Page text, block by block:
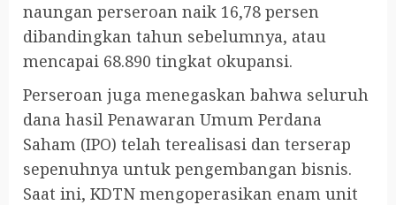
naungan perseroan naik 16,78 persen
dibandingkan tahun sebelumnya, atau
mencapai 68.890 tingkat okupansi.
Perseroan juga menegaskan bahwa seluruh
dana hasil Penawaran Umum Perdana
Saham (IPO) telah terealisasi dan terserap
sepenuhnya untuk pengembangan bisnis.
Saat ini, KDTN mengoperasikan enam unit